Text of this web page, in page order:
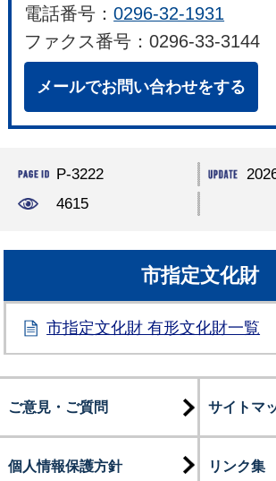
電話番号：0296-32-1931
ファクス番号：0296-33-3144
メールでお問い合わせをする
P-3222
4615
市指定文化財
市指定文化財 有形文化財一覧
ご意見・ご質問 サイトマ
個人情報保護方針 リンク集